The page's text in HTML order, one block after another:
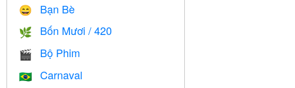
😄 Bạn Bè
🌿 Bốn Mươi / 420
🎬 Bộ Phim
🇧🇷 Carnaval